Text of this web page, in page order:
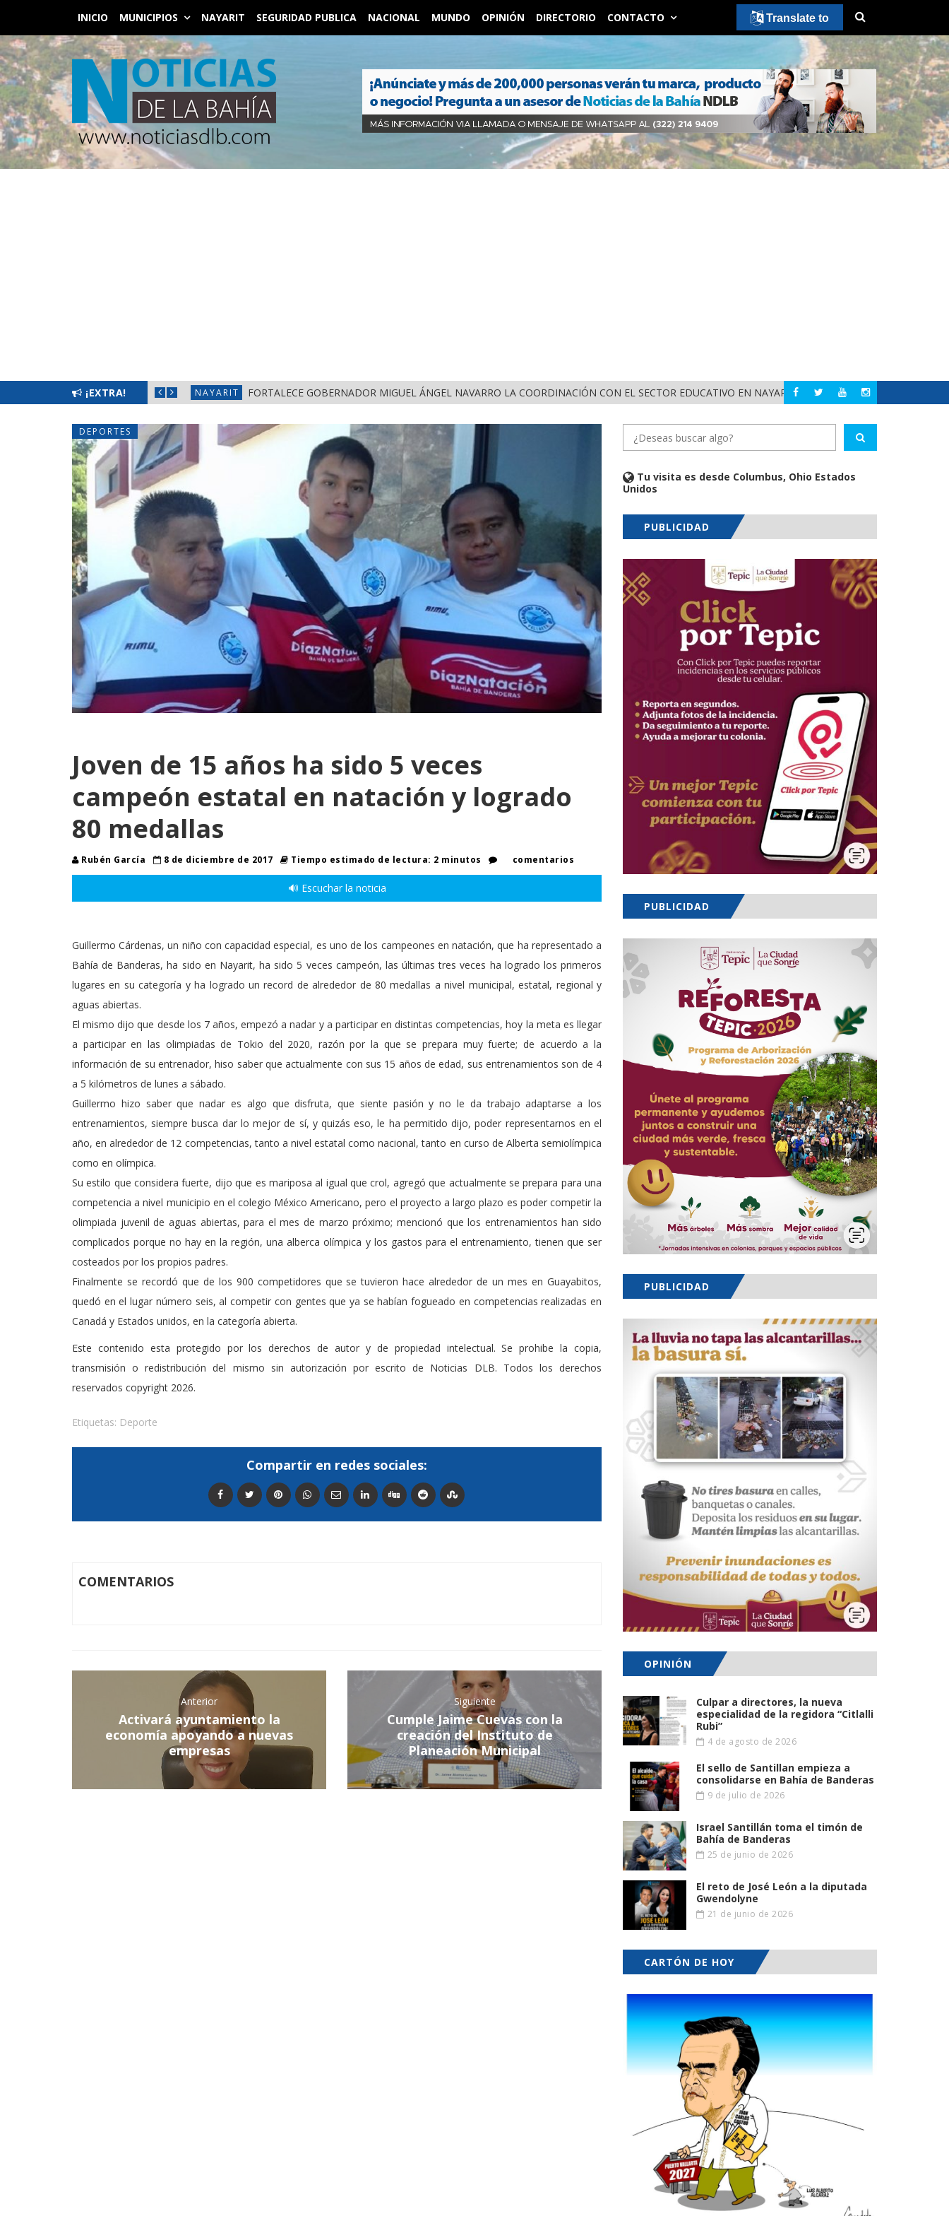
INICIO MUNICIPIOS NAYARIT SEGURIDAD PUBLICA NACIONAL MUNDO OPINIÓN DIRECTORIO CONTACTO
¡EXTRA!
BIENESTAR EN NAYARIT NAYARIT FORTALECE GOBERNADOR MIGUEL ÁNGEL NAVARRO LA COORDINACIÓN CON EL SECTOR EDUCATIVO EN NAYARIT NAYARIT ALERTA DIF
DEPORTES
Joven de 15 años ha sido 5 veces
campeón estatal en natación y logrado
80 medallas
Rubén García 8 de diciembre de 2017 Tiempo estimado de lectura: 2 minutos comentarios
🔊 Escuchar la noticia
Guillermo Cárdenas, un niño con capacidad especial, es uno de los campeones en natación, que ha representado a
Bahía de Banderas, ha sido en Nayarit, ha sido 5 veces campeón, las últimas tres veces ha logrado los primeros
lugares en su categoría y ha logrado un record de alrededor de 80 medallas a nivel municipal, estatal, regional y
aguas abiertas.
El mismo dijo que desde los 7 años, empezó a nadar y a participar en distintas competencias, hoy la meta es llegar
a participar en las olimpiadas de Tokio del 2020, razón por la que se prepara muy fuerte; de acuerdo a la
información de su entrenador, hiso saber que actualmente con sus 15 años de edad, sus entrenamientos son de 4
a 5 kilómetros de lunes a sábado.
Guillermo hizo saber que nadar es algo que disfruta, que siente pasión y no le da trabajo adaptarse a los
entrenamientos, siempre busca dar lo mejor de sí, y quizás eso, le ha permitido dijo, poder representarnos en el
año, en alrededor de 12 competencias, tanto a nivel estatal como nacional, tanto en curso de Alberta semiolímpica
como en olímpica.
Su estilo que considera fuerte, dijo que es mariposa al igual que crol, agregó que actualmente se prepara para una
competencia a nivel municipio en el colegio México Americano, pero el proyecto a largo plazo es poder competir la
olimpiada juvenil de aguas abiertas, para el mes de marzo próximo; mencionó que los entrenamientos han sido
complicados porque no hay en la región, una alberca olímpica y los gastos para el entrenamiento, tienen que ser
costeados por los propios padres.
Finalmente se recordó que de los 900 competidores que se tuvieron hace alrededor de un mes en Guayabitos,
quedó en el lugar número seis, al competir con gentes que ya se habían fogueado en competencias realizadas en
Canadá y Estados unidos, en la categoría abierta.
Este contenido esta protegido por los derechos de autor y de propiedad intelectual. Se prohibe la copia,
transmisión o redistribución del mismo sin autorización por escrito de Noticias DLB. Todos los derechos
reservados copyright 2026.
Etiquetas: Deporte
Compartir en redes sociales:
COMENTARIOS
Anterior
Activará ayuntamiento la
economía apoyando a nuevas
empresas
Siguiente
Cumple Jaime Cuevas con la
creación del Instituto de
Planeación Municipal
Tu visita es desde Columbus, Ohio Estados
Unidos
PUBLICIDAD
PUBLICIDAD
PUBLICIDAD
OPINIÓN
Culpar a directores, la nueva
especialidad de la regidora “Citlalli
Rubi”
4 de agosto de 2026
El sello de Santillan empieza a
consolidarse en Bahía de Banderas
9 de julio de 2026
Israel Santillán toma el timón de
Bahía de Banderas
25 de junio de 2026
El reto de José León a la diputada
Gwendolyne
21 de junio de 2026
CARTÓN DE HOY
Translate to